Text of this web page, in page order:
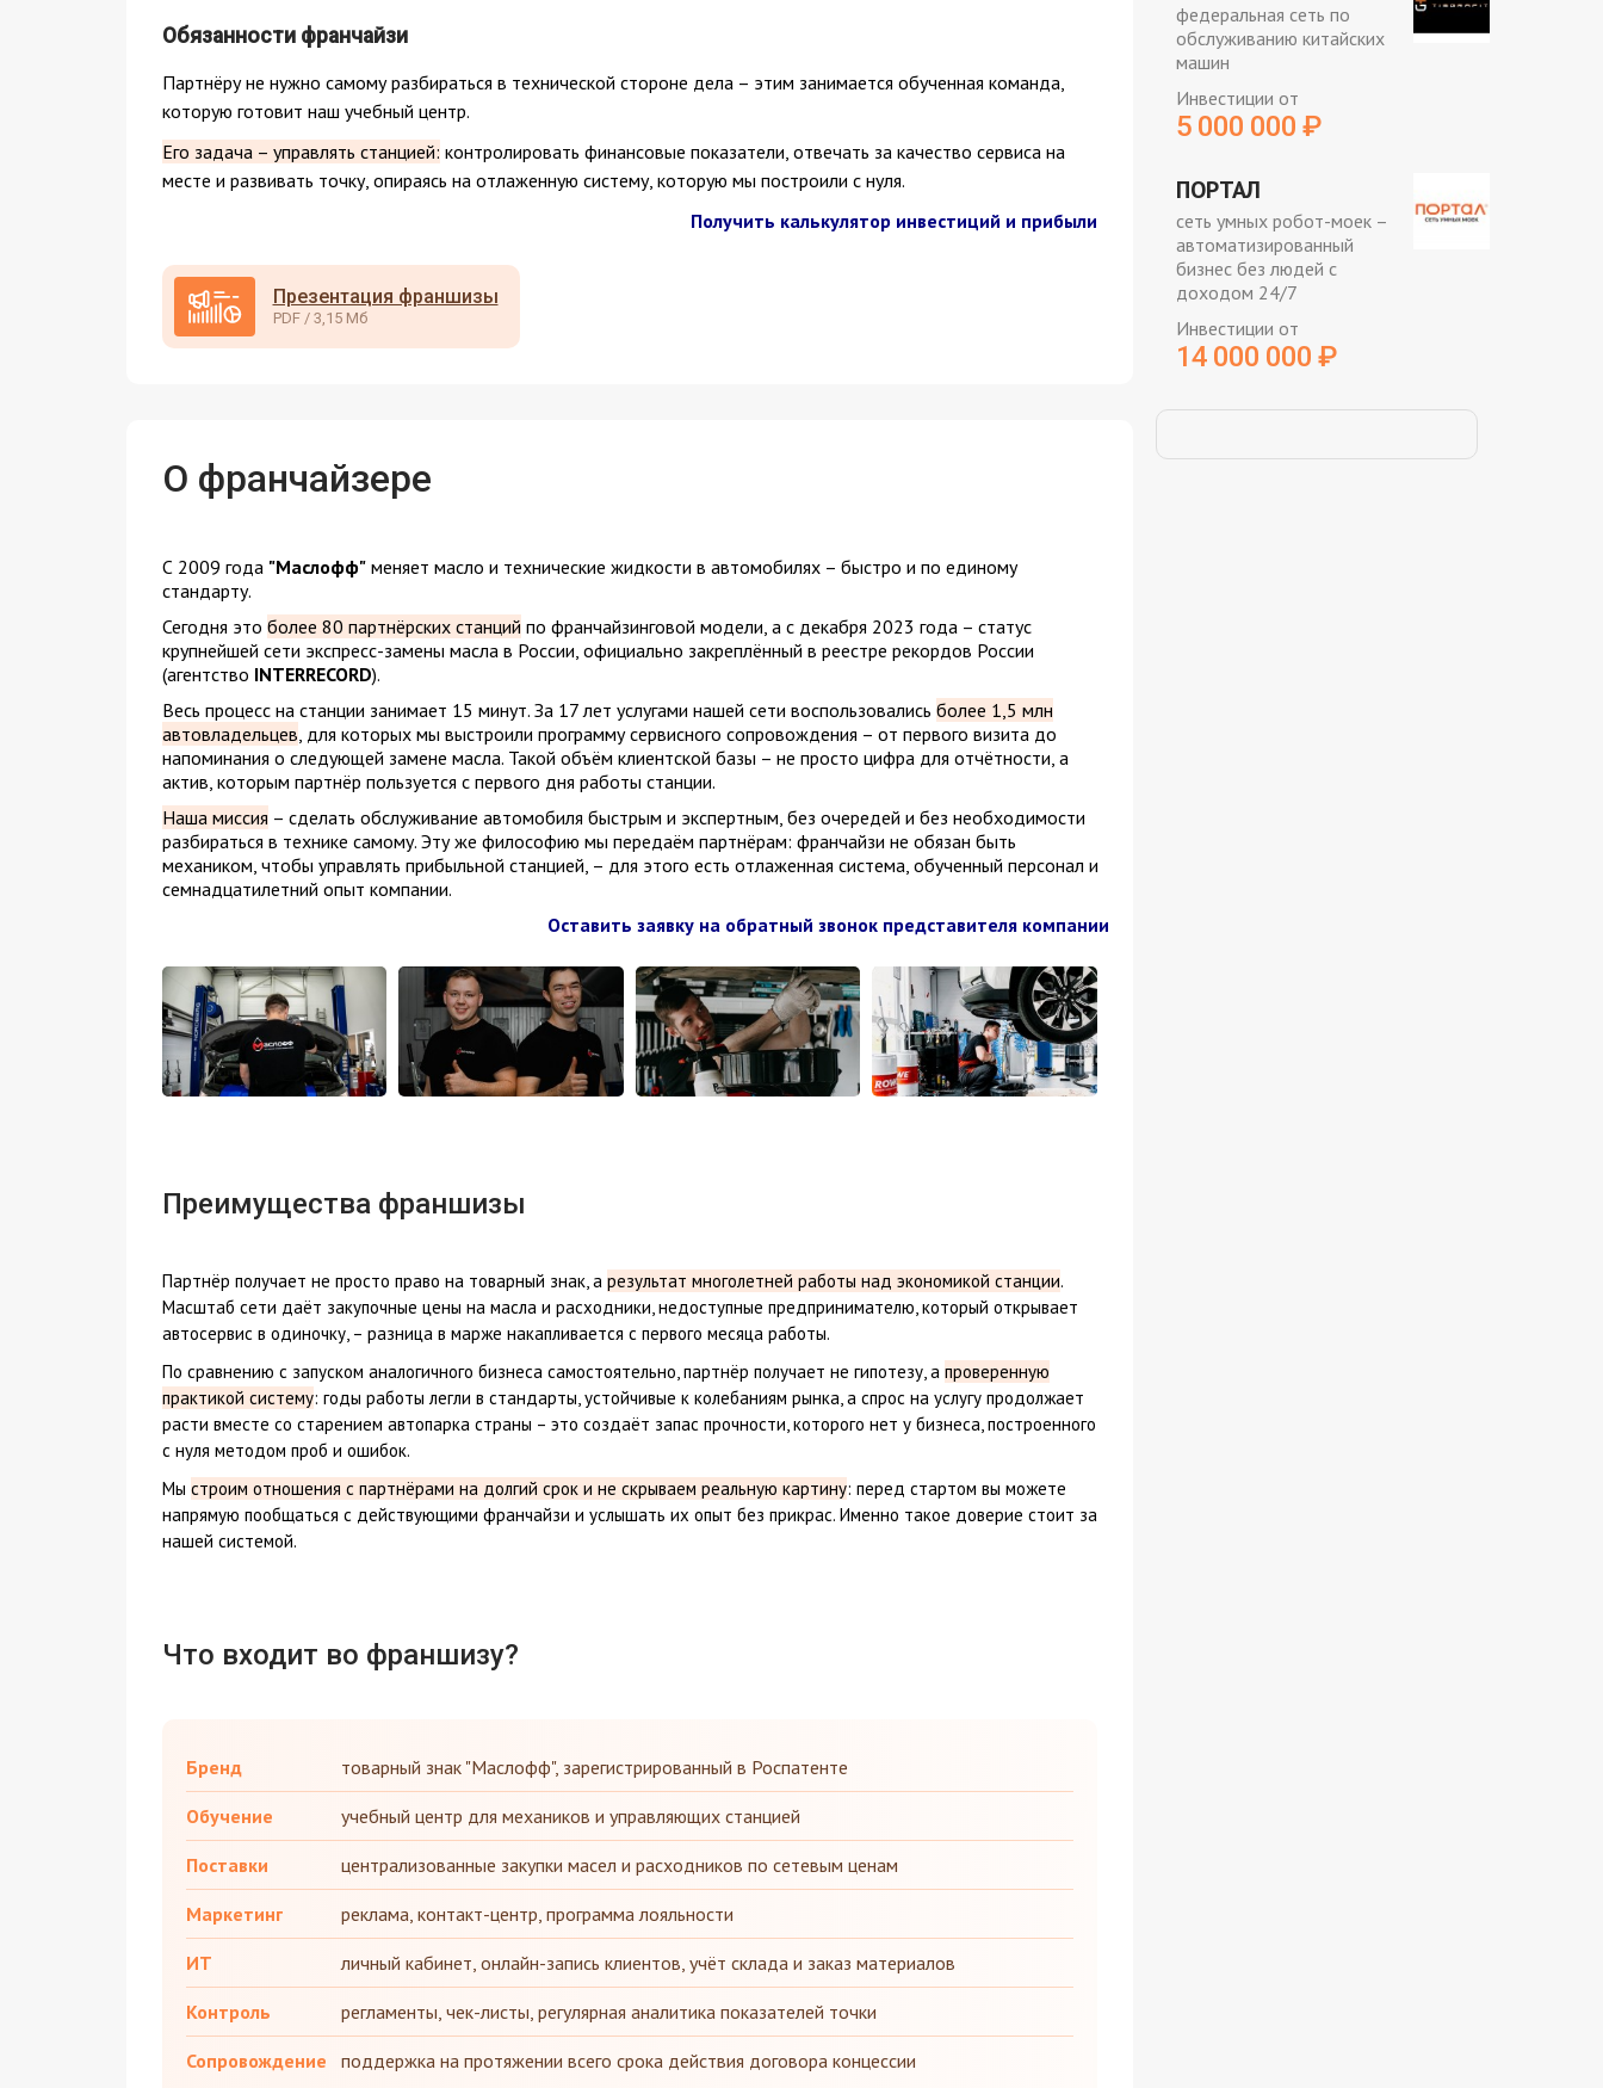
Обязанности франчайзи
Партнёру не нужно самому разбираться в технической стороне дела – этим занимается обученная команда,
которую готовит наш учебный центр.
Его задача – управлять станцией: контролировать финансовые показатели, отвечать за качество сервиса на
месте и развивать точку, опираясь на отлаженную систему, которую мы построили с нуля.
Получить калькулятор инвестиций и прибыли
Презентация франшизы
PDF / 3,15 Мб
О франчайзере
С 2009 года "Маслофф"меняет масло и технические жидкости в автомобилях – быстро и по единому
стандарту.
Сегодня это более 80 партнёрских станций по франчайзинговой модели, а с декабря 2023 года – статус
крупнейшей сети экспресс-замены масла в России, официально закреплённый в реестре рекордов России
(агентство INTERRECORD).
Весь процесс на станции занимает 15 минут. За 17 лет услугами нашей сети воспользовались более 1,5 млн
автовладельцев, для которых мы выстроили программу сервисного сопровождения – от первого визита до
напоминания о следующей замене масла. Такой объём клиентской базы – не просто цифра для отчётности, а
актив, которым партнёр пользуется с первого дня работы станции.
Наша миссия – сделать обслуживание автомобиля быстрым и экспертным, без очередей и без необходимости
разбираться в технике самому. Эту же философию мы передаём партнёрам: франчайзи не обязан быть
механиком, чтобы управлять прибыльной станцией, – для этого есть отлаженная система, обученный персонал и
семнадцатилетний опыт компании.
Оставить заявку на обратный звонок представителя компании
Преимущества франшизы
Партнёр получает не просто право на товарный знак, а результат многолетней работы над экономикой станции.
Масштаб сети даёт закупочные цены на масла и расходники, недоступные предпринимателю, который открывает
автосервис в одиночку, – разница в марже накапливается с первого месяца работы.
По сравнению с запуском аналогичного бизнеса самостоятельно, партнёр получает не гипотезу, а проверенную
практикой систему: годы работы легли в стандарты, устойчивые к колебаниям рынка, а спрос на услугу продолжает
расти вместе со старением автопарка страны – это создаёт запас прочности, которого нет у бизнеса, построенного
с нуля методом проб и ошибок.
Мы строим отношения с партнёрами на долгий срок и не скрываем реальную картину: перед стартом вы можете
напрямую пообщаться с действующими франчайзи и услышать их опыт без прикрас. Именно такое доверие стоит за
нашей системой.
Что входит во франшизу?
Бренд товарный знак "Маслофф", зарегистрированный в Роспатенте
Обучение учебный центр для механиков и управляющих станцией
Поставки централизованные закупки масел и расходников по сетевым ценам
Маркетинг реклама, контакт-центр, программа лояльности
ИТ личный кабинет, онлайн-запись клиентов, учёт склада и заказ материалов
Контроль регламенты, чек-листы, регулярная аналитика показателей точки
Сопровождение поддержка на протяжении всего срока действия договора концессии
федеральная сеть по
обслуживанию китайских
машин
Инвестиции от
5 000 000 ₽
ПОРТАЛ
сеть умных робот-моек –
автоматизированный
бизнес без людей с
доходом 24/7
Инвестиции от
14 000 000 ₽